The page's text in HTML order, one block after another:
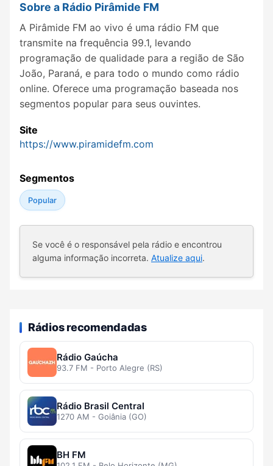
Sobre a Rádio Pirâmide FM
A Pirâmide FM ao vivo é uma rádio FM que
transmite na frequência 99.1, levando
programação de qualidade para a região de São
João, Paraná, e para todo o mundo como rádio
online. Oferece uma programação baseada nos
segmentos popular para seus ouvintes.
Site
https://www.piramidefm.com
Segmentos
Popular
Se você é o responsável pela rádio e encontrou
alguma informação incorreta. Atualize aqui.
Rádios recomendadas
Rádio Gaúcha
93.7 FM - Porto Alegre (RS)
Rádio Brasil Central
1270 AM - Goiânia (GO)
BH FM